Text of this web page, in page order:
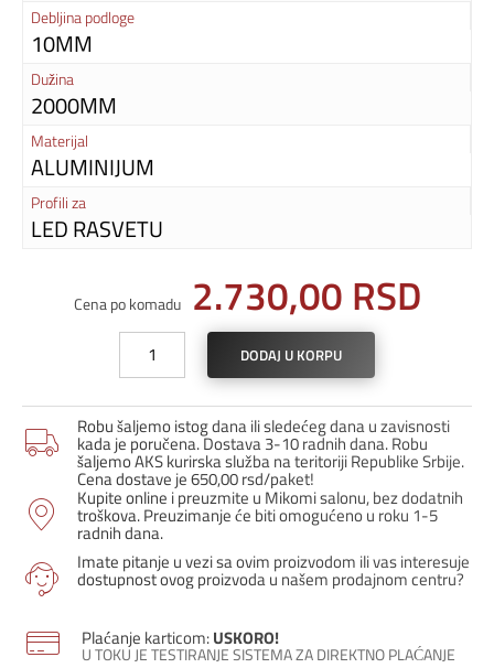
Debljina podloge
10MM
Dužina
2000MM
Materijal
ALUMINIJUM
Profili za
LED RASVETU
Cena po komadu 2.730,00 RSD
profil
STA-
30
/
CAP08
/
Bela
količina
DODAJ U KORPU
Robu šaljemo istog dana ili sledećeg dana u zavisnosti
kada je poručena. Dostava 3-10 radnih dana. Robu
šaljemo AKS kurirska služba na teritoriji Republike Srbije.
Cena dostave je 650,00 rsd/paket!
Kupite online i preuzmite u Mikomi salonu, bez dodatnih
troškova. Preuzimanje će biti omogućeno u roku 1-5
radnih dana.
Imate pitanje u vezi sa ovim proizvodom ili vas interesuje
dostupnost ovog proizvoda u našem prodajnom centru?
Plaćanje karticom:USKORO!
U TOKU JE TESTIRANJE SISTEMA ZA DIREKTNO PLAĆANJE